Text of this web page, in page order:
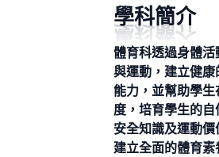
學科簡介
體育科透過身體
與運動，建立健
能力，並幫助學
度，培育學生的
安全知識及運動
建立全面的體育素